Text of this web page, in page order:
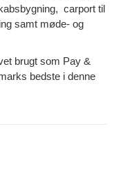
carport til
samt møde- og
brugt som Pay &
bedste i denne